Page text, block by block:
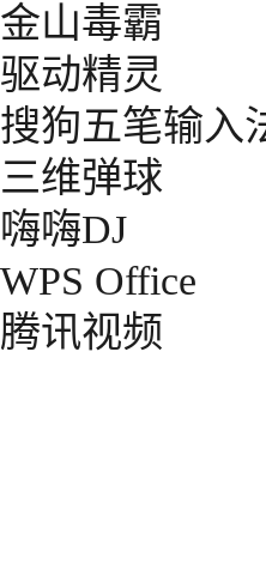
金山毒霸
驱动精灵
搜狗五笔输入
三维弹球
嗨嗨DJ
WPS Office
腾讯视频